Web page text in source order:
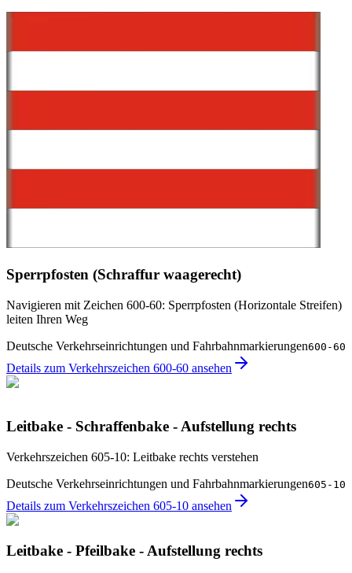
Sperrpfosten (Schraffur waagerecht)
Navigieren mit Zeichen 600-60: Sperrpfosten (Horizontale Streifen)
leiten Ihren Weg
Deutsche Verkehrseinrichtungen und Fahrbahnmarkierungen600-60
Details zum Verkehrszeichen 600-60 ansehen
Leitbake - Schraffenbake - Aufstellung rechts
Verkehrszeichen 605-10: Leitbake rechts verstehen
Deutsche Verkehrseinrichtungen und Fahrbahnmarkierungen605-10
Details zum Verkehrszeichen 605-10 ansehen
Leitbake - Pfeilbake - Aufstellung rechts